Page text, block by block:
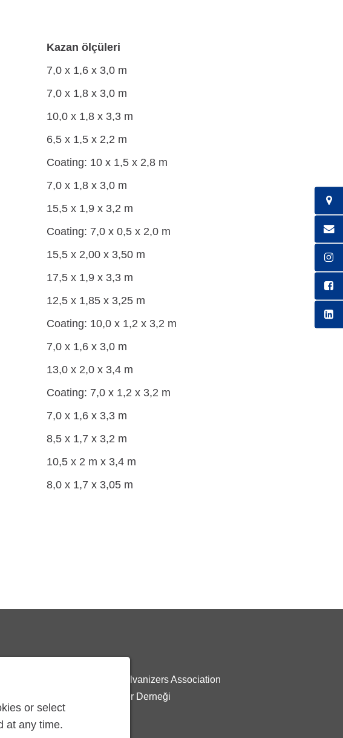
Kazan ölçüleri
7,0 x 1,6 x 3,0 m
7,0 x 1,8 x 3,0 m
10,0 x 1,8 x 3,3 m
6,5 x 1,5 x 2,2 m
Coating: 10 x 1,5 x 2,8 m
7,0 x 1,8 x 3,0 m
15,5 x 1,9 x 3,2 m
Coating: 7,0 x 0,5 x 2,0 m
15,5 x 2,00 x 3,50 m
17,5 x 1,9 x 3,3 m
12,5 x 1,85 x 3,25 m
Coating: 10,0 x 1,2 x 3,2 m
7,0 x 1,6 x 3,0 m
13,0 x 2,0 x 3,4 m
Coating: 7,0 x 1,2 x 3,2 m
7,0 x 1,6 x 3,3 m
8,5 x 1,7 x 3,2 m
10,5 x 2 m x 3,4 m
8,0 x 1,7 x 3,05 m
EGGA - European General Galvanizers Association
GALDER - Genel Galvanizciler Derneği
or select
at any time.